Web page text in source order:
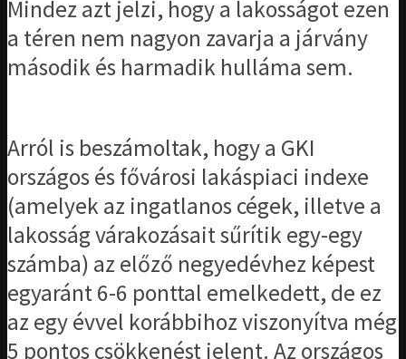
Mindez azt jelzi, hogy a lakosságot ezen
a téren nem nagyon zavarja a járvány
második és harmadik hulláma sem.
Arról is beszámoltak, hogy a GKI
országos és fővárosi lakáspiaci indexe
(amelyek az ingatlanos cégek, illetve a
lakosság várakozásait sűrítik egy-egy
számba) az előző negyedévhez képest
egyaránt 6-6 ponttal emelkedett, de ez
az egy évvel korábbihoz viszonyítva még
5 pontos csökkenést jelent. Az országos